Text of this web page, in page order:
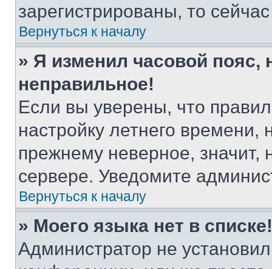
зарегистрированы, то
Вернуться к началу
» Я изменил часовой пояс,
неправильное!
Если вы уверены, что
настройку летнего
прежнему неверное, значит,
сервере. Уведомите
Вернуться к началу
» Моего языка нет в списке!
Администратор не